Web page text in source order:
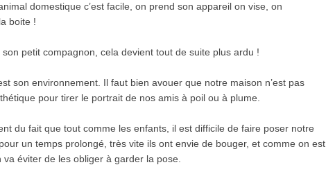
domestique c’est facile, on prend son appareil on vise, on
boite !
petit compagnon, cela devient tout de suite plus ardu !
son environnement. Il faut bien avouer que notre maison n’est pas
pour tirer le portrait de nos amis à poil ou à plume.
du fait que tout comme les enfants, il est difficile de faire poser notre
un temps prolongé, très vite ils ont envie de bouger, et comme on est
éviter de les obliger à garder la pose.